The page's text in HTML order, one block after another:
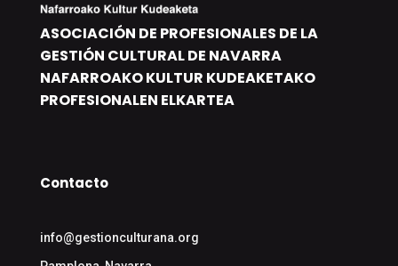
ASOCIACIÓN DE PROFESIONALES DE LA
GESTIÓN CULTURAL DE NAVARRA
NAFARROAKO KULTUR KUDEAKETAKO
PROFESIONALEN ELKARTEA
Contacto
info@gestionculturana.org